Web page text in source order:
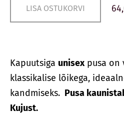
LISA OSTUKORVI
Kapuutsiga unisexpusa on
klassikalise lõikega,
kandmiseks. Pusa
Kujust.